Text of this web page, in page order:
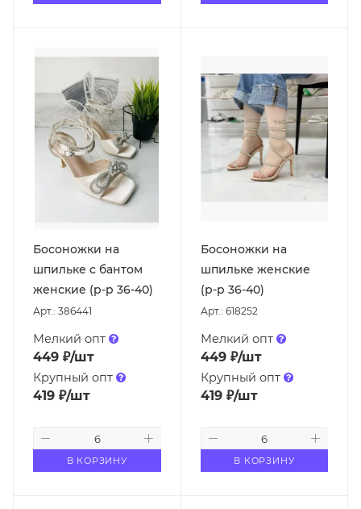
Босоножки на
шпильке с бантом
женские (р-р 36-40)
Арт.: 386441
Мелкий опт
449 ₽/шт
Крупный опт
419 ₽/шт
В КОРЗИНУ
Босоножки на
шпильке женские
(р-р 36-40)
Арт.: 618252
Мелкий опт
449₽/шт
Крупный опт
419₽/шт
В КОРЗИНУ